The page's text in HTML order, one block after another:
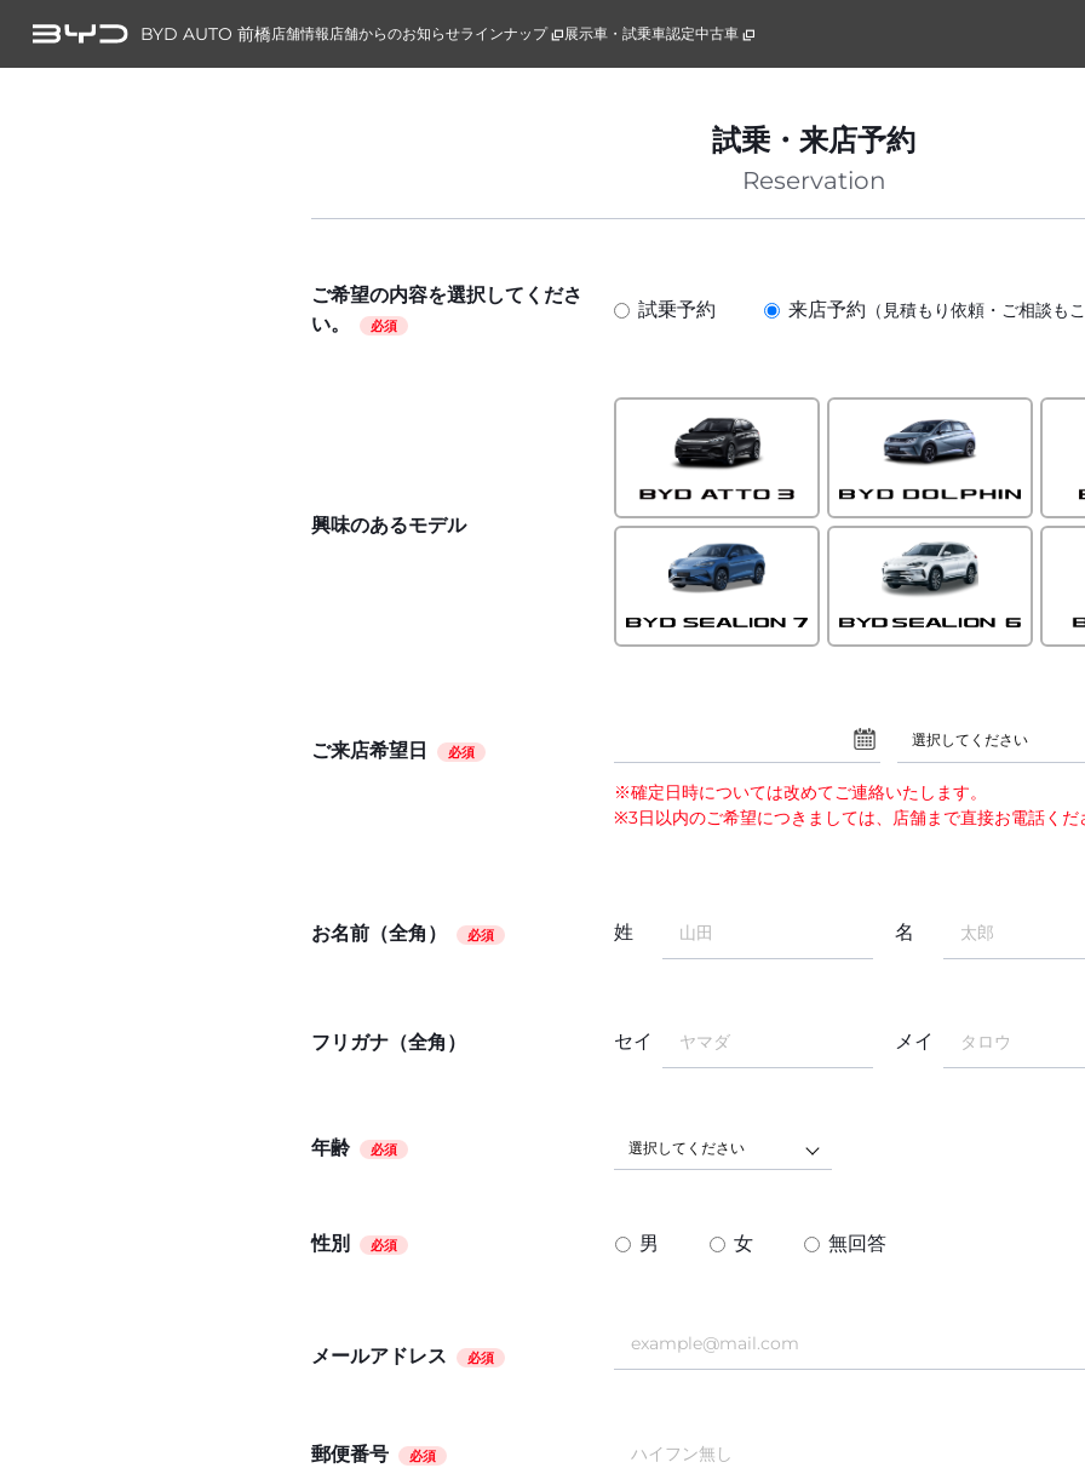
BYD AUTO 前橋店舗情報店舗からのお知らせラインナップ 展示車・試乗車認定中古車
試乗・来店予約
Reservation
ご希望の内容を選択してくださ
い。
必須
試乗予約 来店予約 （見積もり依頼・ご相談も
興味のあるモデル
ご来店希望日 必須
選択してください
※確定日時については改めてご連絡いたします。
※3日以内のご希望につきましては、店舗まで直接お電話くだ
お名前（全角） 必須 姓 名
フリガナ（全角） セイ メイ
年齢 必須 選択してください
性別 必須 男 女 無回答
メールアドレス 必須
郵便番号 必須